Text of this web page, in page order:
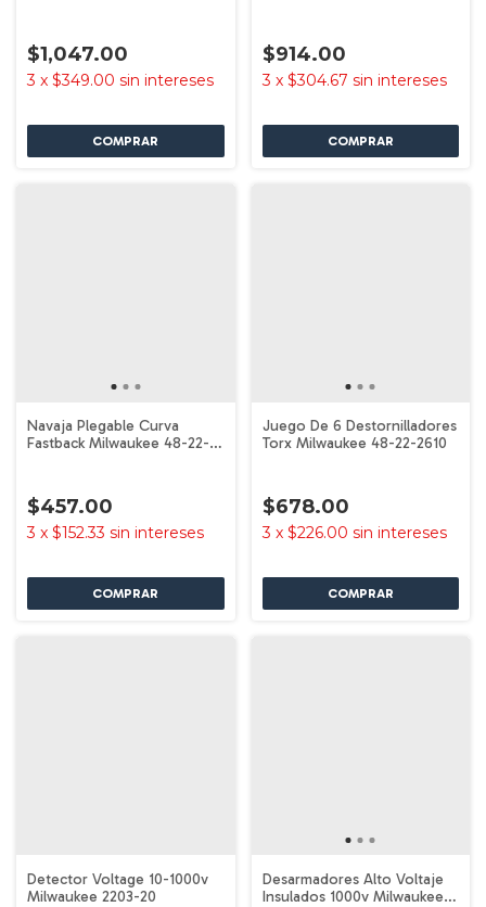
$1,047.00
3 x $349.00 sin intereses
$914.00
3 x $304.67 sin intereses
Navaja Plegable Curva
Fastback Milwaukee 48-22-
$457.00
3 x $152.33 sin intereses
Juego De 6 Destornilladores
Torx Milwaukee 48-22-2610
$678.00
3 x $226.00 sin intereses
Detector Voltage 10-1000v
Milwaukee 2203-20
Desarmadores Alto Voltaje
Insulados 1000v Milwaukee